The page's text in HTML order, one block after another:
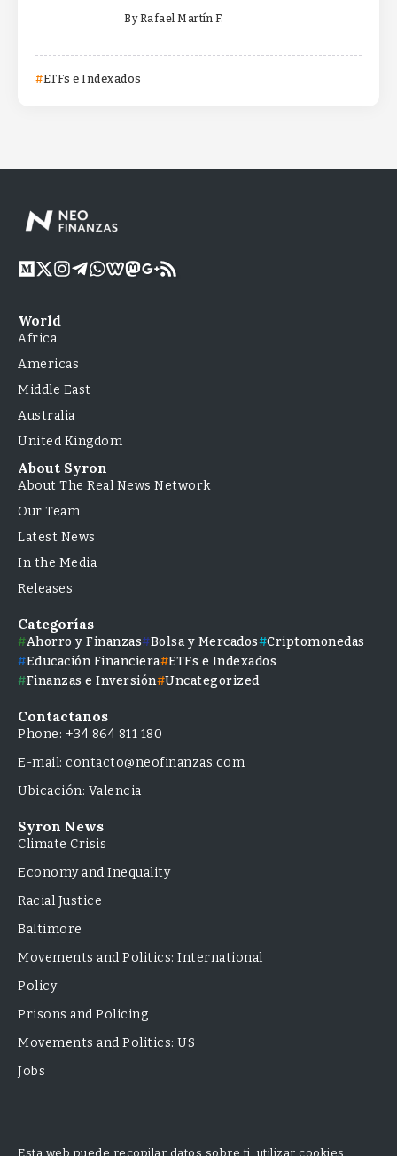
By Rafael Martín F.
ETFs e Indexados
World
Africa
Americas
Middle East
Australia
United Kingdom
About Syron
About The Real News Network
Our Team
Latest News
In the Media
Releases
Categorías
Ahorro y Finanzas Bolsa y Mercados
Criptomonedas
Educación Financiera ETFs e Indexados
Finanzas e Inversión Uncategorized
Contactanos
Phone: +34 864 811 180
E-mail: contacto@neofinanzas.com
Ubicación: Valencia
Syron News
Climate Crisis
Economy and Inequality
Racial Justice
Baltimore
Movements and Politics: International
Policy
Prisons and Policing
Movements and Politics: US
Jobs
Esta web puede recopilar datos sobre ti, utilizar cookies,